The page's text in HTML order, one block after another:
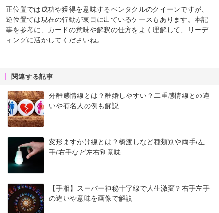
正位置では成功や獲得を意味するペンタクルのクイーンですが、
逆位置では現在の行動が裏目に出ているケースもあります。本記
事を参考に、カードの意味や解釈の仕方をよく理解して、リーデ
ィングに活かしてくださいね。
関連する記事
分離感情線とは？離婚しやすい？二重感情線との違
いや有名人の例も解説
変形ますかけ線とは？橋渡しなど種類別や両手/左
手/右手など左右別意味
【手相】スーパー神秘十字線で人生激変？右手左手
の違いや意味を画像で解説